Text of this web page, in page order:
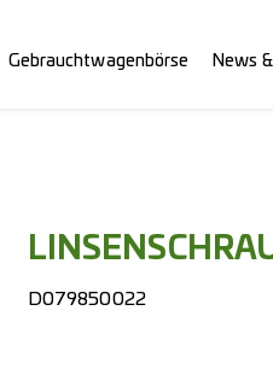
Gebrauchtwagenbörse News
D079850022